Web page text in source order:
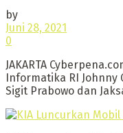
by
Juni 28, 2021
0
JAKARTA
Informatika RI Johnny
Sigit Prabowo dan